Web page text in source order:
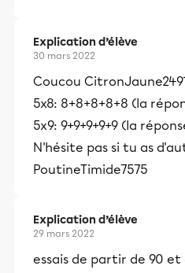
Explication d’élève
30 mars 2022
Coucou
5x8: 8+8+8+8+8 (la
5x9: 9+9+9+9+9 (la
N'hésite pas si tu as
PoutineTimide7575
Explication d’élève
29 mars 2022
essais de partir de 90 et